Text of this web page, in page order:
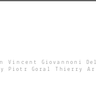
Vincent Giovannoni
Piotr Goral Thierry